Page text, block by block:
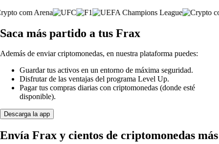
Saca más partido a tus Frax
Además de enviar criptomonedas, en nuestra plataforma puedes:
Guardar tus activos en un entorno de máxima seguridad.
Disfrutar de las ventajas del programa Level Up.
Pagar tus compras diarias con criptomonedas (donde esté
disponible).
Descarga la app
Envía Frax y cientos de criptomonedas más